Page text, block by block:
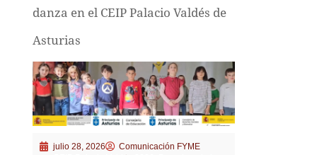
danza en el CEIP Palacio Valdés de
Asturias
julio 28, 2026
Comunicación FYME